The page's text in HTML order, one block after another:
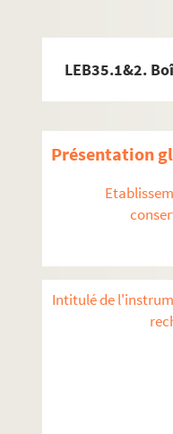
LEB35.1&2.
Présentation
Intitulé de
LEB11. Boîte
LEB12. Boîte
LEB15. Boîte
LEB17. Boîte
LEB18. Boîte
LEB20. Boîte
LEB21. Boîte
LEB24. Boîte